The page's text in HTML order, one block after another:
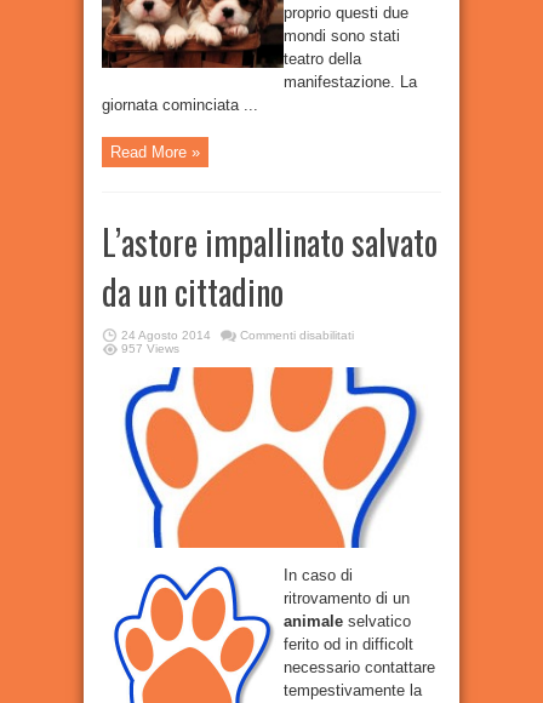
proprio questi due
mondi sono stati
teatro della
manifestazione. La
giornata cominciata ...
Read More »
L’astore impallinato salvato
da un cittadino
24 Agosto 2014 Commenti disabilitatisu
salvato
da
un
cittadino
957 Views
In caso di
ritrovamento di un
animale selvatico
ferito od in difficolt
necessario contattare
tempestivamente la